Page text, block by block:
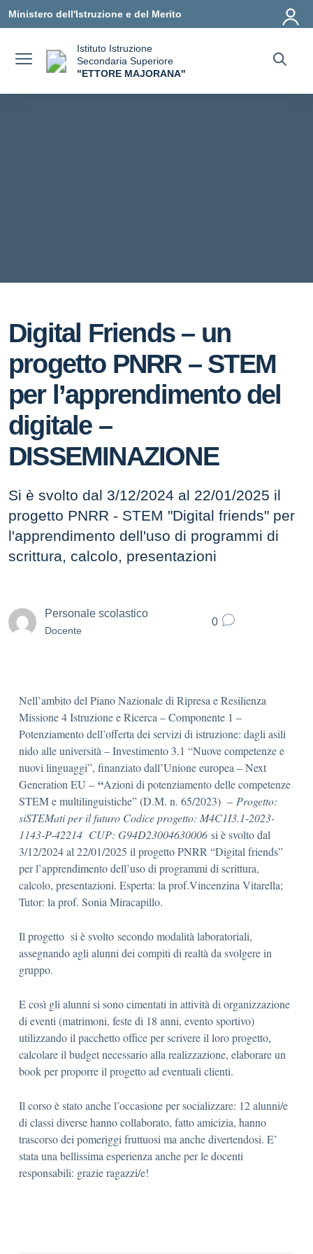
Ministero dell'Istruzione e del Merito
Istituto Istruzione
Secondaria Superiore
"ETTORE MAJORANA"
Digital Friends – un
progetto PNRR – STEM
per l’apprendimento del
digitale –
DISSEMINAZIONE
Si è svolto dal 3/12/2024 al 22/01/2025 il
progetto PNRR - STEM "Digital friends" per
l'apprendimento dell'uso di programmi di
scrittura, calcolo, presentazioni
Personale scolastico
Docente
0
Nell’ambito del Piano Nazionale di Ripresa e Resilienza
Missione 4 Istruzione e Ricerca – Componente 1 –
Potenziamento dell’offerta dei servizi di istruzione: dagli asili
nido alle università – Investimento 3.1 “Nuove competenze e
nuovi linguaggi”, finanziato dall’Unione europea – Next
Generation EU – “Azioni di potenziamento delle competenze
STEM e multilinguistiche” (D.M. n. 65/2023) – Progetto:
siSTEMati per il futuro Codice progetto: M4C1I3.1-2023-
1143-P-42214 CUP: G94D23004630006 si è svolto dal
3/12/2024 al 22/01/2025 il progetto PNRR “Digital friends”
per l’apprendimento dell’uso di programmi di scrittura,
calcolo, presentazioni. Esperta: la prof.Vincenzina Vitarella;
Tutor: la prof. Sonia Miracapillo.
Il progetto si è svolto secondo modalità laboratoriali,
assegnando agli alunni dei compiti di realtà da svolgere in
gruppo.
E così gli alunni si sono cimentati in attività di organizzazione
di eventi (matrimoni, feste di 18 anni, evento sportivo)
utilizzando il pacchetto office per scrivere il loro progetto,
calcolare il budget necessario alla realizzazione, elaborare un
book per proporre il progetto ad eventuali clienti.
Il corso è stato anche l’occasione per socializzare: 12 alunni/e
di classi diverse hanno collaborato, fatto amicizia, hanno
trascorso dei pomeriggi fruttuosi ma anche divertendosi. E’
stata una bellissima esperienza anche per le docenti
responsabili: grazie ragazzi/e!